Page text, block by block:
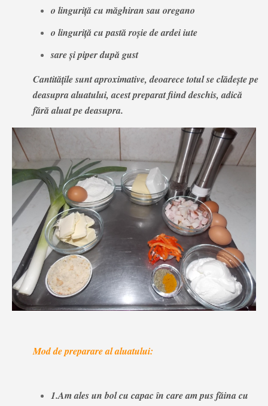
o linguriță cu măghiran sau oregano
o linguriță cu pastă roșie de ardei iute
sare și piper după gust
Cantitățile sunt aproximative, deoarece totul se clădește pe
deasupra aluatului, acest preparat fiind deschis, adică
fără aluat pe deasupra.
Mod de preparare al aluatului:
1.Am ales un bol cu capac în care am pus făina cu